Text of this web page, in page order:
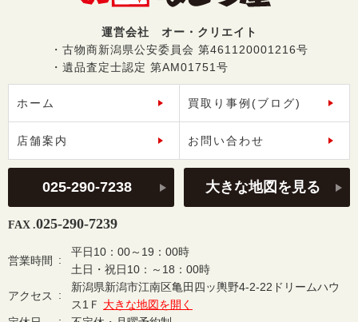
運営会社 オー・クリエイト
・古物商新潟県公安委員会 第461120001216号
・遺品査定士認定 第AM01751号
ホーム 買取り事例(ブログ)
店舗案内 お問い合わせ
025-290-7238 大きな地図を見る
FAX .025-290-7239
営業時間
平日10：00～19：00時
土日・祝日10：～18：00時
アクセス
新潟県新潟市江南区亀田四ッ輿野4-2-22ドリームハウ
ス1Ｆ 大きな地図を開く